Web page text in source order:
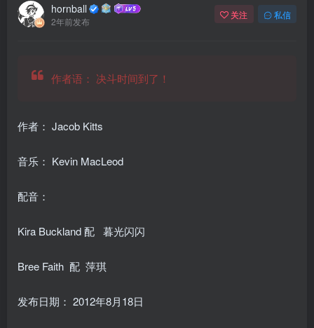
hornball
2年前发布
关注 私信
作者语： 决斗时间到了！
作者： Jacob Kitts
音乐： Kevin MacLeod
配音：
Kira Buckland 配 暮光闪闪
Bree Faith 配 萍琪
发布日期： 2012年8月18日